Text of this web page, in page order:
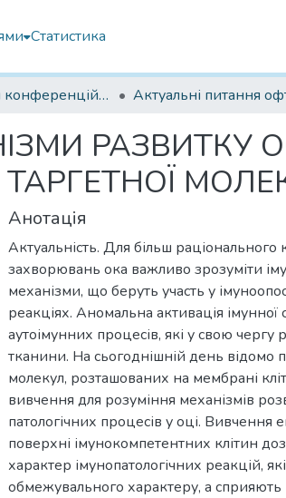
Статистика
Матеріали конференцій Інституту Філатова
РАЗВИТКУ
ТАРГЕТНОЇ
Анотація
Актуальність. Для більш раціонального
захворювань ока важливо зрозуміти
механізми, що беруть участь у
реакціях. Аномальна активація
аутоімунних процесів, які у свою
тканини. На сьогоднішній день
молекул, розташованих на мембрані
вивчення для розуміння механізмів
патологічних процесів у оці. Вивчення
поверхні імунокомпетентних клітин
характер імунопатологічних реакцій,
обмежувального характеру, а сприяють